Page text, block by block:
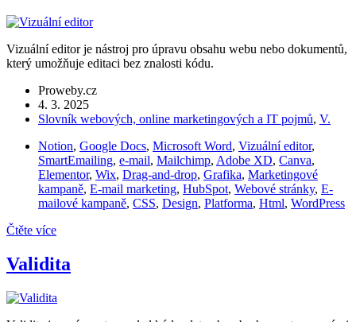
Vizuální editor je nástroj pro úpravu obsahu webu nebo dokumentů,
který umožňuje editaci bez znalosti kódu.
Proweby.cz
4. 3. 2025
Slovník webových, online marketingových a IT pojmů, V.
Notion, Google Docs, Microsoft Word, Vizuální editor,
SmartEmailing, e-mail, Mailchimp, Adobe XD, Canva,
Elementor, Wix, Drag-and-drop, Grafika, Marketingové
kampaně, E-mail marketing, HubSpot, Webové stránky, E-
mailové kampaně, CSS, Design, Platforma, Html, WordPress
Čtěte více
Validita